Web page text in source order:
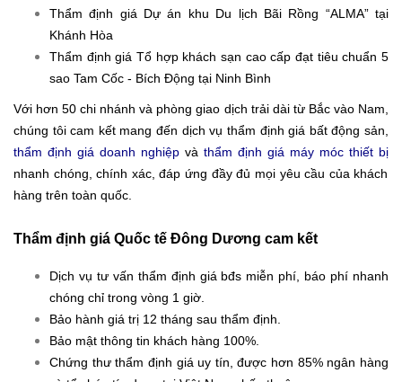
Thẩm định giá Dự án khu Du lịch Bãi Rồng “ALMA” tại
Khánh Hòa
Thẩm định giá Tổ hợp khách sạn cao cấp đạt tiêu chuẩn 5
sao Tam Cốc - Bích Động tại Ninh Bình
Với hơn 50 chi nhánh và phòng giao dịch trải dài từ Bắc vào Nam,
chúng tôi cam kết mang đến dịch vụ thẩm định giá bất động sản,
thẩm định giá doanh nghiệp và thẩm định giá máy móc thiết bị
nhanh chóng, chính xác, đáp ứng đầy đủ mọi yêu cầu của khách
hàng trên toàn quốc.
Thẩm định giá Quốc tế Đông Dương cam kết
Dịch vụ tư vấn thẩm định giá bđs miễn phí, báo phí nhanh
chóng chỉ trong vòng 1 giờ.
Bảo hành giá trị 12 tháng sau thẩm định.
Bảo mật thông tin khách hàng 100%.
Chứng thư thẩm định giá uy tín, được hơn 85% ngân hàng